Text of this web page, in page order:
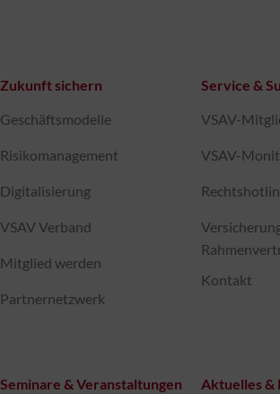
Zukunft sichern
Geschäftsmodelle
Risikomanagement
Digitalisierung
VSAV Verband
Mitglied werden
Partnernetzwerk
Service &
VSAV-
VSAV-
Kontakt
Seminare & Veranstaltungen
Aktuelles &